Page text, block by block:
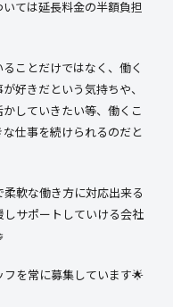
ては延長料金の半額負担
ことだけではなく、働く
好きだという気持ちや、
していきたい等、働くこ
仕事を続けられるのだと
軟な働き方に対応出来る
サポートしていける会社
を常に募集しています🌟